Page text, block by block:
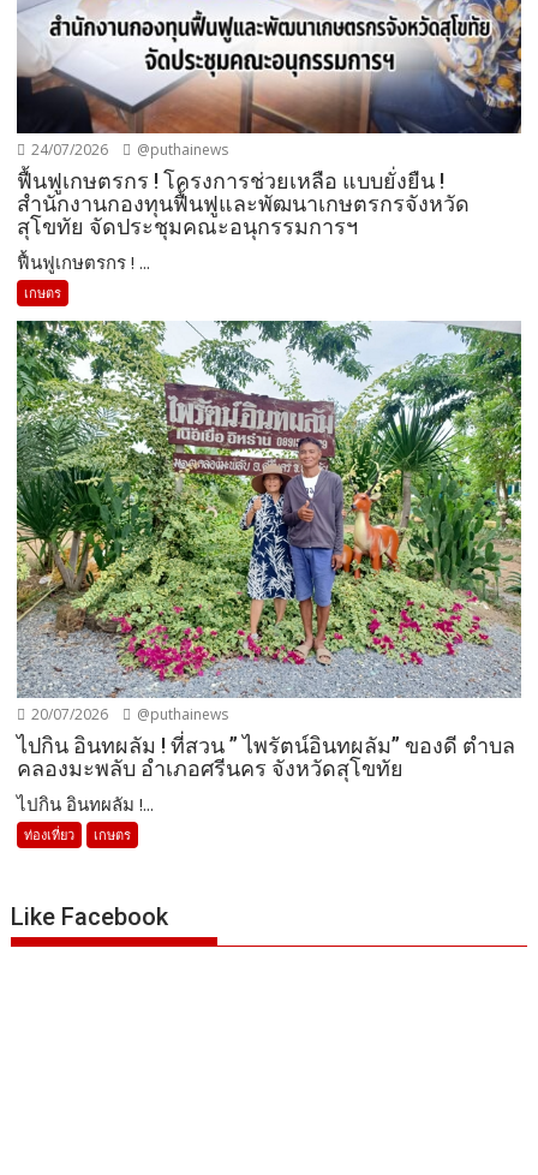
24/07/2026 @puthainews
ฟื้นฟูเกษตรกร ! โครงการช่วยเหลือ แบบยั่งยืน !
สำนักงานกองทุนฟื้นฟูและพัฒนาเกษตรกรจังหวัด
สุโขทัย จัดประชุมคณะอนุกรรมการฯ
ฟื้นฟูเกษตรกร ! ...
เกษตร
20/07/2026 @puthainews
ไปกิน อินทผลัม ! ที่สวน ” ไพรัตน์อินทผลัม” ของดี ตำบล
คลองมะพลับ อำเภอศรีนคร จังหวัดสุโขทัย
ไปกิน อินทผลัม !...
ท่องเที่ยว เกษตร
Like Facebook